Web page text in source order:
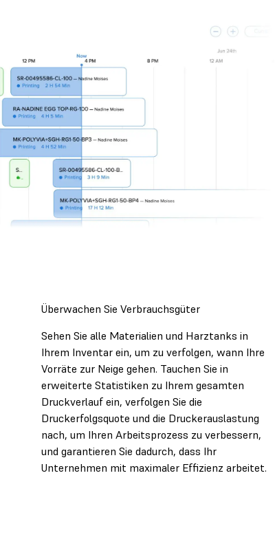
Überwachen Sie Verbrauchsgüter
Sehen Sie alle Materialien und Harztanks in
Ihrem Inventar ein, um zu verfolgen, wann Ihre
Vorräte zur Neige gehen. Tauchen Sie in
erweiterte Statistiken zu Ihrem gesamten
Druckverlauf ein, verfolgen Sie die
Druckerfolgsquote und die Druckerauslastung
nach, um Ihren Arbeitsprozess zu verbessern,
und garantieren Sie dadurch, dass Ihr
Unternehmen mit maximaler Effizienz arbeitet.